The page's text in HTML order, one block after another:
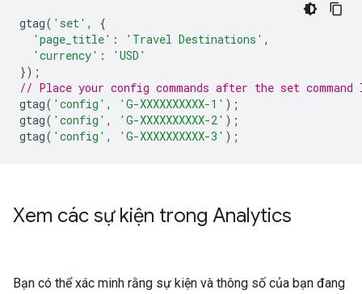
gtag( 'set' ,
{
'page_title' : 'Travel Destinations' ,
'currency' :
'USD'
});
// Place your config commands after the set
gtag( 'config' , 'G-XXXXXXXXXX-1' );
gtag( 'config' , 'G-XXXXXXXXXX-2' );
gtag( 'config' , 'G-XXXXXXXXXX-3' );
Xem các sự kiện trong Analytics
Bạn có thể xác minh rằng sự kiện và thông số của bạn đang